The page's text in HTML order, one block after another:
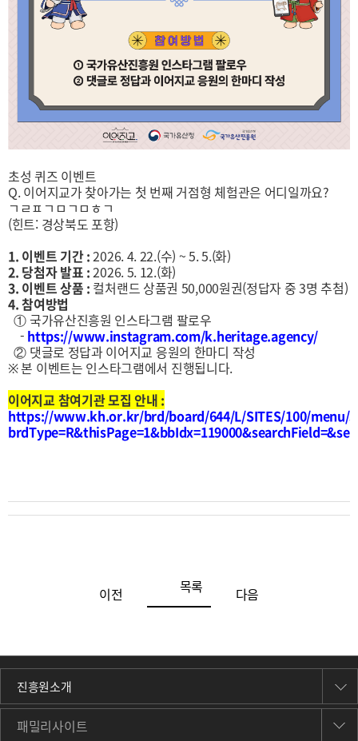
초성 퀴즈 이벤트
Q. 이어지교가 찾아가는 첫 번째 거점형 체험관은 어디일까요?
ㄱㄹㅍㄱㅁㄱㅁㅎㄱ
(힌트: 경상북도 포항)
1. 이벤트 기간 :2026. 4. 22.(수) ~ 5. 5.(화)
2. 당첨자 발표 :2026. 5. 12.(화)
3. 이벤트 상품 : 컬처랜드 상품권 50,000원권(정답자 중 3명 추첨)
4. 참여방법
① 국가유산진흥원 인스타그램 팔로우
- https://www.instagram.com/k.heritage.agency/
② 댓글로 정답과 이어지교 응원의 한마디 작성
※ 본 이벤트는 인스타그램에서 진행됩니다.
이어지교 참여기관 모집 안내 :
https://www.kh.or.kr/brd/board/644/L/SITES/100/menu/
이전 목록 다음
진흥원소개
패밀리사이트